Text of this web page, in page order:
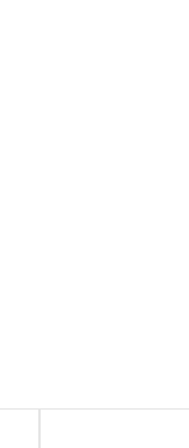
listkowa HDI-FS
A MED/P120